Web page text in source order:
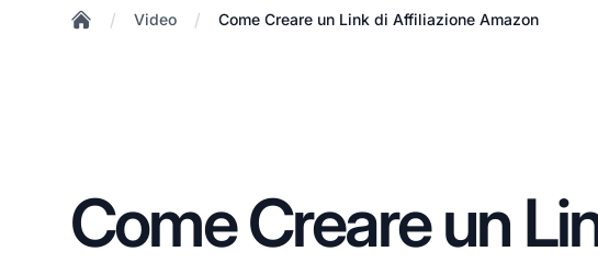
/ Video / Come Creare un Link di Affiliazione Amazon
Come Creare un